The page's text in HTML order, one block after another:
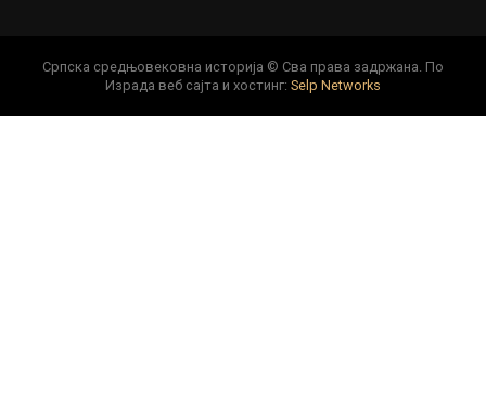
Српска средњовековна историја © Сва права задржана. По
Израда веб сајта и хостинг: Selp Networks